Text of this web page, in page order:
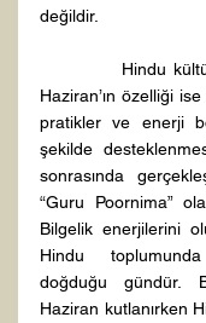
değildir.
Hindu kültürü
Haziran’ın özelliği
pratikler ve enerji
şekilde
sonrasında
“Guru Poornima”
Bilgelik enerjilerini
Hindu
doğduğu gündür.
Haziran kutlanırken